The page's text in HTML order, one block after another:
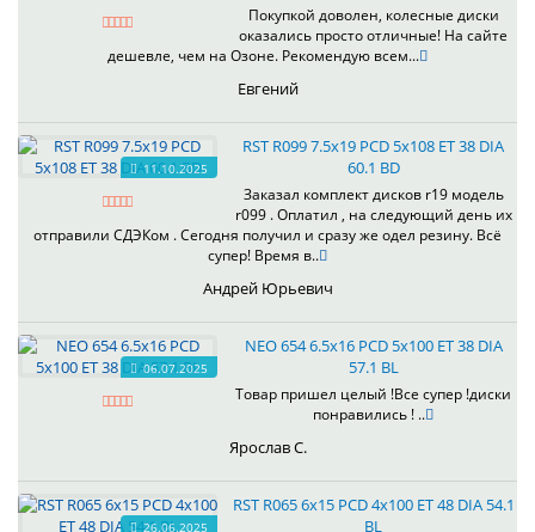
Покупкой доволен, колесные диски
оказались просто отличные! На сайте
дешевле, чем на Озоне. Рекомендую всем...
Евгений
11.10.2025
RST R099 7.5x19 PCD 5x108 ET 38 DIA
60.1 BD
Заказал комплект дисков r19 модель
r099 . Оплатил , на следующий день их
отправили СДЭКом . Сегодня получил и сразу же одел резину. Всё
супер! Время в..
Андрей Юрьевич
06.07.2025
NEO 654 6.5x16 PCD 5x100 ET 38 DIA
57.1 BL
Товар пришел целый !Все супер !диски
понравились ! ..
Ярослав С.
26.06.2025
RST R065 6x15 PCD 4x100 ET 48 DIA 54.1
BL